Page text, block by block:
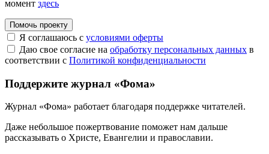
момент здесь
Помочь проекту
Я соглашаюсь с условиями оферты
Даю свое согласие на обработку персональных данных в
соответствии с Политикой конфиденциальности
Поддержите журнал «Фома»
Журнал «Фома» работает благодаря поддержке читателей.
Даже небольшое пожертвование поможет нам дальше
рассказывать о Христе, Евангелии и православии.